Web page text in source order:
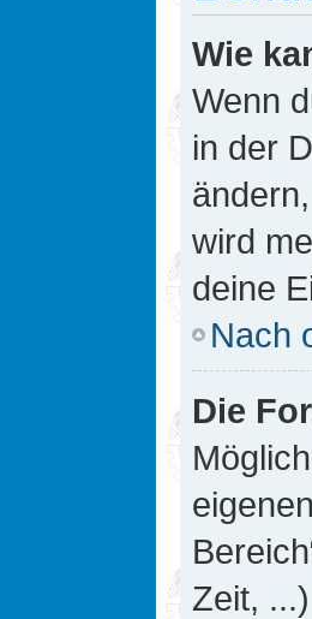
Wie
Wenn
in der
wird
deine
Nach
Die
Zeit,